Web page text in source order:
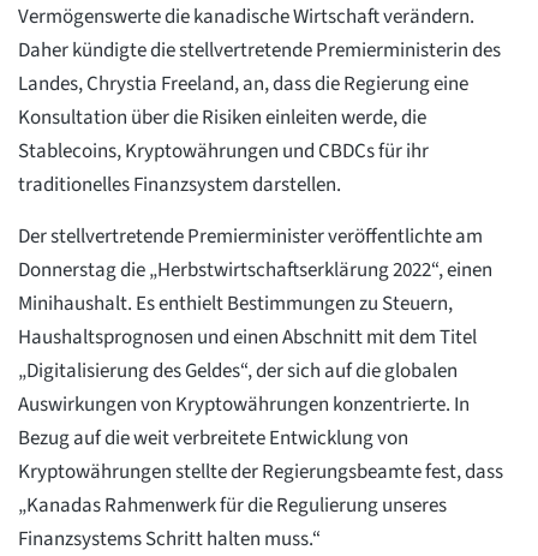
Vermögenswerte die kanadische Wirtschaft verändern.
Daher kündigte die stellvertretende Premierministerin des
Landes, Chrystia Freeland, an, dass die Regierung eine
Konsultation über die Risiken einleiten werde, die
Stablecoins, Kryptowährungen und CBDCs für ihr
traditionelles Finanzsystem darstellen.
Der stellvertretende Premierminister veröffentlichte am
Donnerstag die „Herbstwirtschaftserklärung 2022“, einen
Minihaushalt. Es enthielt Bestimmungen zu Steuern,
Haushaltsprognosen und einen Abschnitt mit dem Titel
„Digitalisierung des Geldes“, der sich auf die globalen
Auswirkungen von Kryptowährungen konzentrierte. In
Bezug auf die weit verbreitete Entwicklung von
Kryptowährungen stellte der Regierungsbeamte fest, dass
„Kanadas Rahmenwerk für die Regulierung unseres
Finanzsystems Schritt halten muss.“